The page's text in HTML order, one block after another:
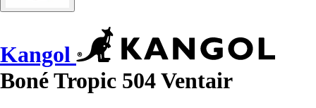
Kangol
Boné Tropic 504 Ventair